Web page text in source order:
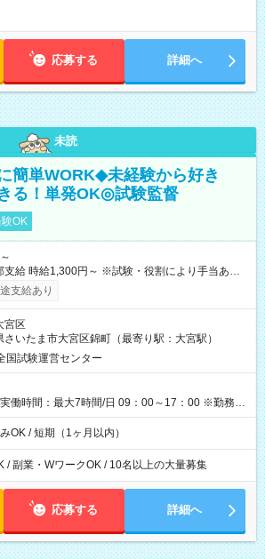
応募する 詳細へ
未読
簡単WORK◆未経験から好き
る！単発OK◎試験監督
OK
により手当あり
より昇給あり 【即給（前払い）オプションあ
れる場合、勤務から1週間ほどで給与の一部を受け
模擬試験 8:30～17:30（休憩1時間） 時給1,300円
10,400円＋交通費 ※当日の役割により時給＋100
・国家試験 7:00～13:30（休憩なし） 時給1,300
100円）×6時間＝日収8,400円＋交通費 【試用期
し
支給あり
宮区
いたま市大宮区錦町（最寄り駅：大宮駅）
国試験運営センター
働時間：最大7時間/日 09：00～17：00 ※勤務時
り異なります。
OK / 短期（1ヶ月以内）
/ 副業・WワークOK / 10名以上の大量募集
応募する 詳細へ